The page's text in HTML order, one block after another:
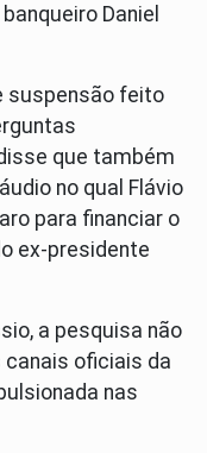
Daniel
suspensão feito
que também
no qual Flávio
para financiar o
ex-presidente
a pesquisa não
canais oficiais da
nas